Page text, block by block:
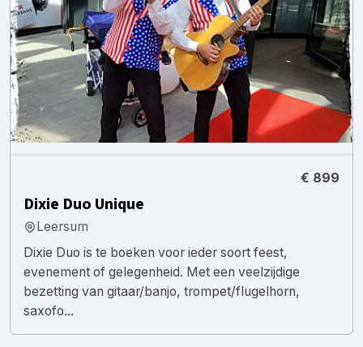
€ 899
Dixie Duo Unique
Leersum
Dixie Duo is te boeken voor ieder soort feest,
evenement of gelegenheid. Met een veelzijdige
bezetting van gitaar/banjo, trompet/flugelhorn,
saxofo...